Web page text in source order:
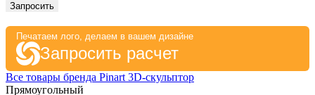
Запросить
Печатаем лого, делаем в вашем дизайне
Запросить расчет
Все товары бренда Pinart 3D-скульптор
Прямоугольный